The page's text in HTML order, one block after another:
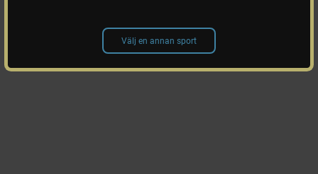
Välj en annan sport